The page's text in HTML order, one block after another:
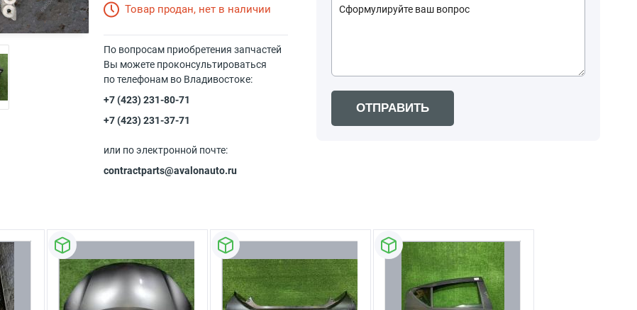
Товар продан, нет в наличии
По вопросам приобретения запчастей
Вы можете проконсультироваться
по телефонам во Владивостоке:
+7 (423) 231-80-71
+7 (423) 231-37-71
или по электронной почте:
contractparts@avalonauto.ru
ОТПРАВИТЬ